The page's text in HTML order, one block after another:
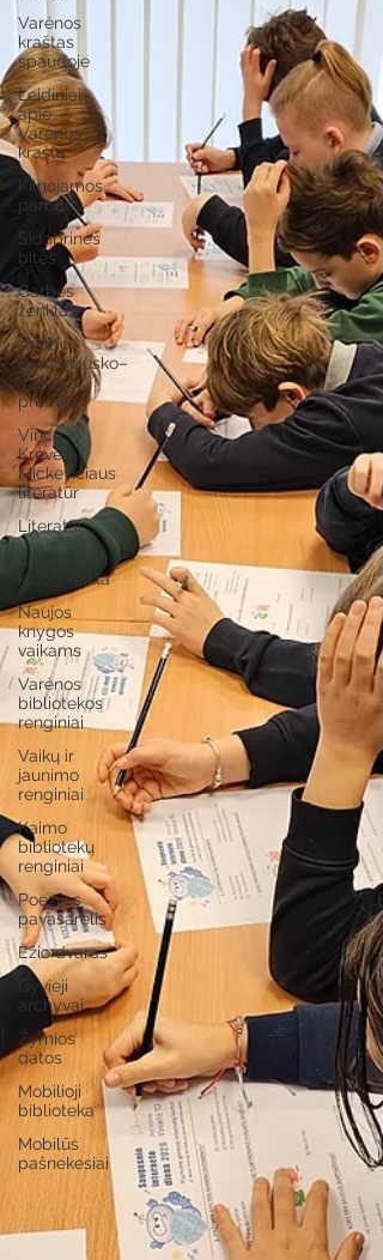
Varėnos
kraštas
spaudoje
Leidiniai
apie
Varėnos
kraštą
Kilnojamos
parodos
Sidabrinės
bitės
Garbės
ženklas
Adolfo
Ramanausko–
Vanago
premija
Vinco
Krėvės-
Mickevičiaus
literatūr
Literatai
Literatų
klubo veikla
Naujos
knygos
vaikams
Varėnos
bibliotekos
renginiai
Vaikų ir
jaunimo
renginiai
Kaimo
bibliotekų
renginiai
Poezijos
pavasarėlis
Ežio dvaras
Gyvieji
archyvai
Žymios
datos
Mobilioji
biblioteka
Mobilūs
pašnekesiai